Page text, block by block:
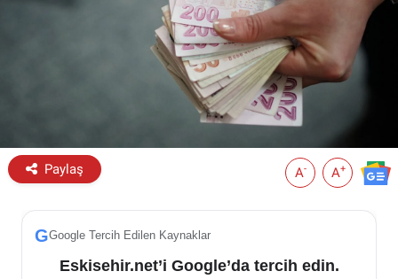
Paylaş A- A+
GGoogle Tercih Edilen Kaynaklar
Eskisehir.net’i Google’da tercih edin.
Eskişehir Hava Durumu
Eskişehir Tramvay Saatleri
Eskişehir Otobüs Saatleri